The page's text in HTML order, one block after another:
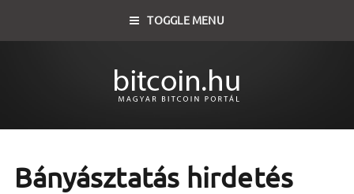
TOGGLE MENU
Bányásztatás hirdetés